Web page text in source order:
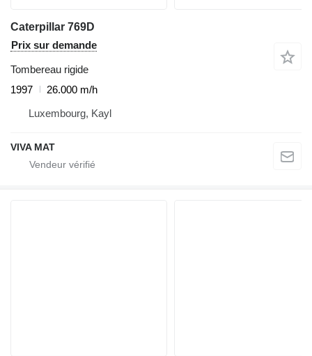
Caterpillar 769D
Prix sur demande
Tombereau rigide
1997
26.000 m/h
Luxembourg, Kayl
VIVA MAT